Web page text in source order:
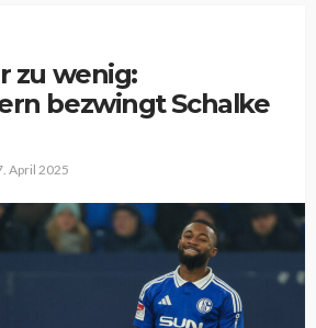
zu wenig:
bezwingt Schalke
April 2025